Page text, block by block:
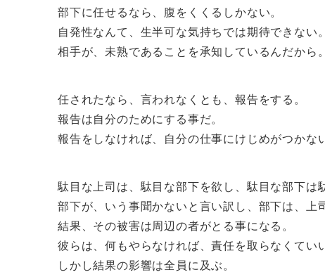
部下に任せるなら、腹をくくるしかない。
自発性なんて、生半可な気持ちでは期待できない。
相手が、未熟であることを承知しているんだから。
任されたなら、言われなくとも、報告をする。
報告は自分のためにする事だ。
報告をしなければ、自分の仕事にけじめがつかな
駄目な上司は、駄目な部下を欲し、駄目な部下は
部下が、いう事聞かないと言い訳し、部下は、上
結果、その被害は周辺の者がとる事になる。
彼らは、何もやらなければ、責任を取らなくてい
しかし結果の影響は全員に及ぶ。